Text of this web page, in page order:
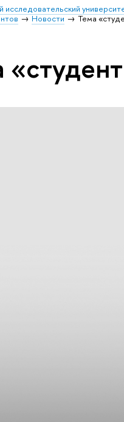
исследовательский
Новости Тема